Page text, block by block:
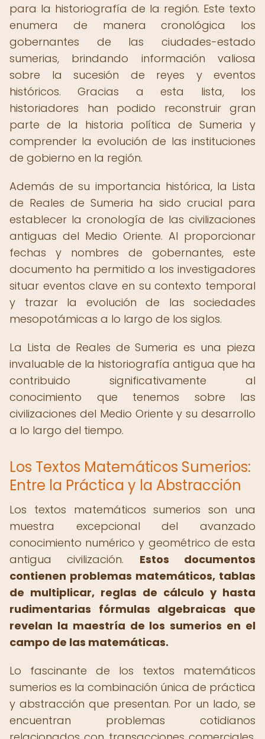
para la historiografía de la región. Este texto
enumera de manera cronológica los
gobernantes de las ciudades-estado
sumerias, brindando información valiosa
sobre la sucesión de reyes y eventos
históricos. Gracias a esta lista, los
historiadores han podido reconstruir gran
parte de la historia política de Sumeria y
comprender la evolución de las instituciones
de gobierno en la región.
Además de su importancia histórica, la Lista
de Reales de Sumeria ha sido crucial para
establecer la cronología de las civilizaciones
antiguas del Medio Oriente. Al proporcionar
fechas y nombres de gobernantes, este
documento ha permitido a los investigadores
situar eventos clave en su contexto temporal
y trazar la evolución de las sociedades
mesopotámicas a lo largo de los siglos.
La Lista de Reales de Sumeria es una pieza
invaluable de la historiografía antigua que ha
contribuido significativamente al
conocimiento que tenemos sobre las
civilizaciones del Medio Oriente y su desarrollo
a lo largo del tiempo.
Los Textos Matemáticos Sumerios:
Entre la Práctica y la Abstracción
Los textos matemáticos sumerios son una
muestra excepcional del avanzado
conocimiento numérico y geométrico de esta
antigua civilización. Estos documentos
contienen problemas matemáticos, tablas
de multiplicar, reglas de cálculo y hasta
rudimentarias fórmulas algebraicas que
revelan la maestría de los sumerios en el
campo de las matemáticas.
Lo fascinante de los textos matemáticos
sumerios es la combinación única de práctica
y abstracción que presentan. Por un lado, se
encuentran problemas cotidianos